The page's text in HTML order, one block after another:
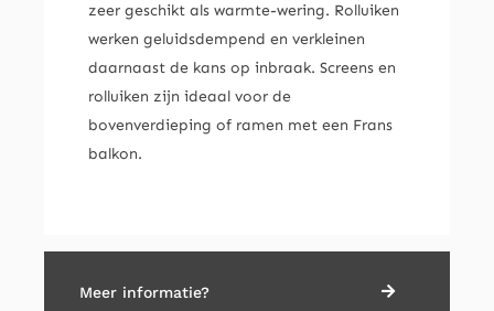
zeer geschikt als warmte-wering. Rolluiken
werken geluidsdempend en verkleinen
daarnaast de kans op inbraak. Screens en
rolluiken zijn ideaal voor de
bovenverdieping of ramen met een Frans
balkon.
Meer informatie?